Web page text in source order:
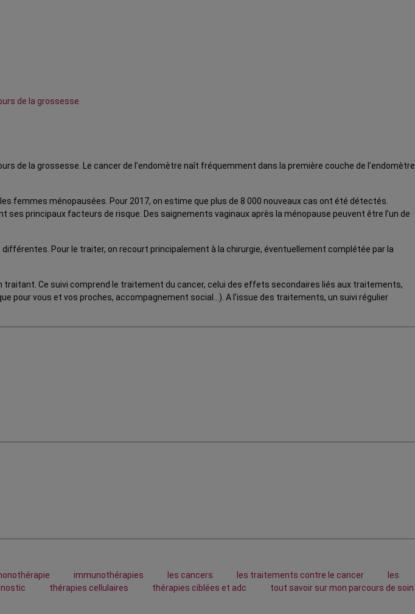
de la grossesse.
de la grossesse. Le cancer de l’endomètre naît fréquemment dans la première couche de l’endomètre
femmes ménopausées. Pour 2017, on estime que plus de 8 000 nouveaux cas ont été détectés.
principaux facteurs de risque. Des saignements vaginaux après la ménopause peuvent être l’un de
Pour le traiter, on recourt principalement à la chirurgie, éventuellement complétée par la
Ce suivi comprend le traitement du cancer, celui des effets secondaires liés aux traitements,
vous et vos proches, accompagnement social…). A l’issue des traitements, un suivi régulier
immunothérapies les cancers les traitements contre le cancer
les
thérapies cellulaires thérapies ciblées et adc
tout savoir sur mon parcours de soin